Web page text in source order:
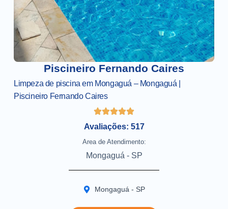
Piscineiro Fernando Caires
Limpeza de piscina em Mongaguá – Mongaguá |
Piscineiro Fernando Caires
Avaliações: 517
Area de Atendimento:
Mongaguá - SP
Mongaguá - SP